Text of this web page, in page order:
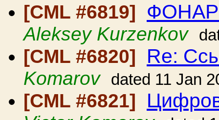
[CML #6819]
Aleksey Kurzenkov
[CML #6820] Re:
Komarov dated 11 Jan
[CML #6821]